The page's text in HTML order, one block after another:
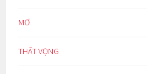
MƠ
THẤT VỌNG